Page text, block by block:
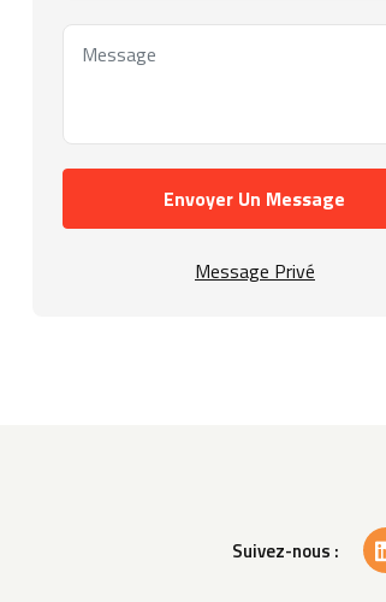
Envoyer Un Message
Message Privé
Suivez-nous :